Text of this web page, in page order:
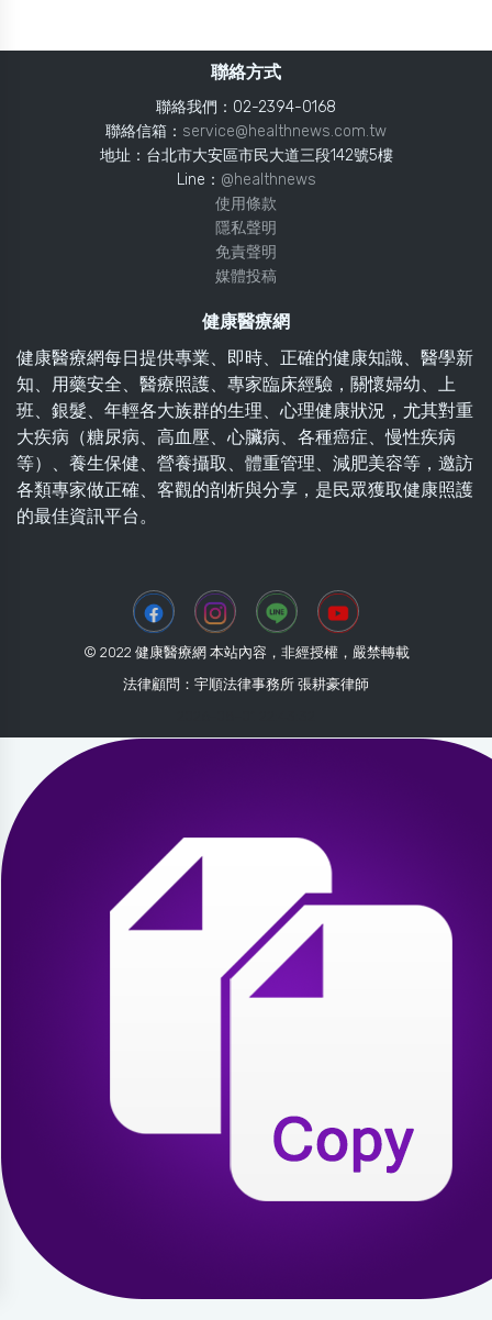
聯絡方式
聯絡我們：02-2394-0168
聯絡信箱： service@healthnews.com.tw
地址：台北市大安區市民大道三段142號5樓
Line： @healthnews
使用條款
隱私聲明
免責聲明
媒體投稿
健康醫療網
健康醫療網每日提供專業、即時、正確的健康知識、醫學新
知、用藥安全、醫療照護、專家臨床經驗，關懷婦幼、上
班、銀髮、年輕各大族群的生理、心理健康狀況，尤其對重
大疾病（糖尿病、高血壓、心臟病、各種癌症、慢性疾病
等）、養生保健、營養攝取、體重管理、減肥美容等，邀訪
各類專家做正確、客觀的剖析與分享，是民眾獲取健康照護
的最佳資訊平台。
© 2022 健康醫療網 本站內容，非經授權，嚴禁轉載
法律顧問：宇順法律事務所 張耕豪律師